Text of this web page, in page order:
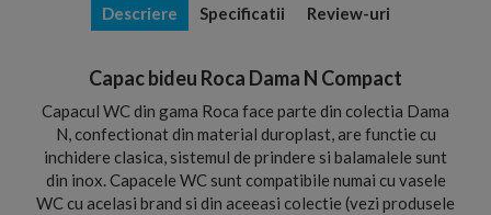
Descriere Specificatii Review-uri
Capac bideu Roca Dama N Compact
Capacul WC din gama Roca face parte din colectia Dama
N, confectionat din material duroplast, are functie cu
inchidere clasica, sistemul de prindere si balamalele sunt
din inox. Capacele WC sunt compatibile numai cu vasele
WC cu acelasi brand si din aceeasi colectie (vezi produsele